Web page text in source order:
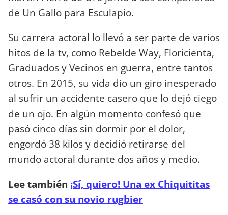
de Un Gallo para Esculapio.
Su carrera actoral lo llevó a ser parte de varios
hitos de la tv, como Rebelde Way, Floricienta,
Graduados y Vecinos en guerra, entre tantos
otros. En 2015, su vida dio un giro inesperado
al sufrir un accidente casero que lo dejó ciego
de un ojo. En algún momento confesó que
pasó cinco días sin dormir por el dolor,
engordó 38 kilos y decidió retirarse del
mundo actoral durante dos años y medio.
Lee también ¡Sí, quiero! Una ex Chiquititas
se casó con su novio rugbier